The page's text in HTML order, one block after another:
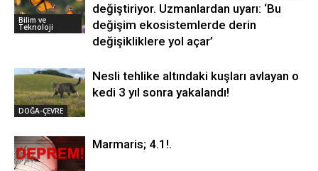
Bilim ve
Teknoloji
değiştiriyor. Uzmanlardan uyarı: ‘Bu
değişim ekosistemlerde derin
değişikliklere yol açar’
DOĞA-ÇEVRE
Nesli tehlike altındaki kuşları avlayan o
kedi 3 yıl sonra yakalandı!
Marmaris; 4.1!.